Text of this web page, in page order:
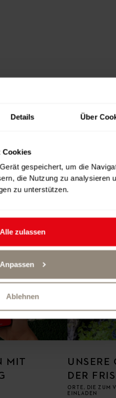
Details Über
Cookies
gespeichert, um die
die Nutzung zu analysieren
zu unterstützen.
Alle zulassen
Anpassen
Ablehnen
MIT
UNSERE
DER
ORTE, DIE ZUM
EINLADEN